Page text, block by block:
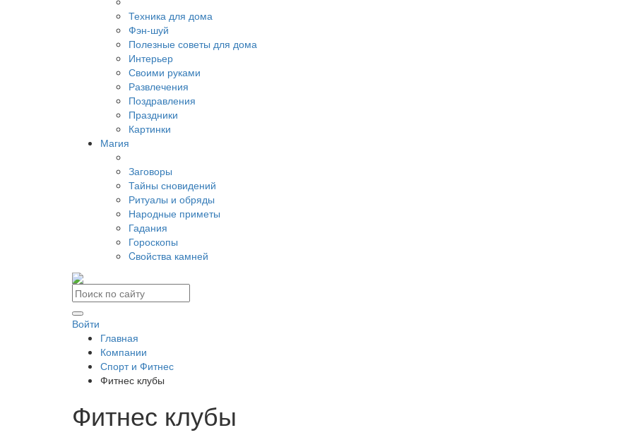
Техника для дома
Фэн-шуй
Полезные советы для дома
Интерьер
Своими руками
Развлечения
Поздравления
Праздники
Картинки
Магия
Заговоры
Тайны сновидений
Ритуалы и обряды
Народные приметы
Гадания
Гороскопы
Cвойства камней
Войти
Главная
Компании
Спорт и Фитнес
Фитнес клубы
Фитнес клубы